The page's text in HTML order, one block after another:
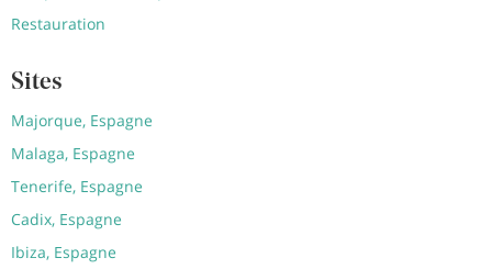
Restauration
Sites
Majorque, Espagne
Malaga, Espagne
Tenerife, Espagne
Cadix, Espagne
Ibiza, Espagne